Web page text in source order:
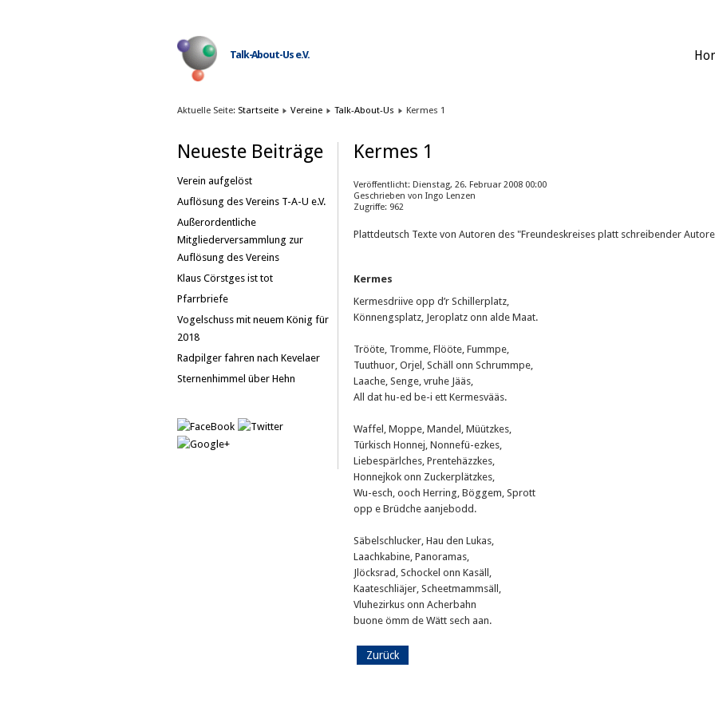
Talk-About-Us e.V.
Aktuelle Seite: Startseite Vereine Talk-About-Us Kermes 1
Neueste Beiträge
Verein aufgelöst
Auflösung des Vereins T-A-U e.V.
Außerordentliche
Mitgliederversammlung zur
Auflösung des Vereins
Klaus Cörstges ist tot
Pfarrbriefe
Vogelschuss mit neuem König für
2018
Radpilger fahren nach Kevelaer
Sternenhimmel über Hehn
Kermes 1
Veröffentlicht: Dienstag, 26. Februar 2008 00:00
Geschrieben von Ingo Lenzen
Zugriffe: 962
Plattdeutsch Texte von Autoren des "Freundeskreises platt schreibender
Kermes
Kermesdriive opp d’r Schillerplatz,
Könnengsplatz, Jeroplatz onn alde Maat.
Trööte, Tromme, Flööte, Fummpe,
Tuuthuor, Orjel, Schäll onn Schrummpe,
Laache, Senge, vruhe Jääs,
All dat hu-ed be-i ett Kermesvääs.
Waffel, Moppe, Mandel, Müützkes,
Türkisch Honnej, Nonnefü-ezkes,
Liebespärlches, Prentehäzzkes,
Honnejkok onn Zuckerplätzkes,
Wu-esch, ooch Herring, Böggem, Sprott
opp e Brüdche aanjebodd.
Säbelschlucker, Hau den Lukas,
Laachkabine, Panoramas,
Jlöcksrad, Schockel onn Kasäll,
Kaateschliäjer, Scheetmammsäll,
Vluhezirkus onn Acherbahn
buone ömm de Wätt sech aan.
Zurück